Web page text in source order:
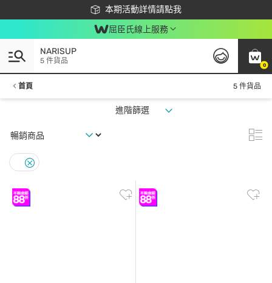
本期活動詳情請點我
下載app最高回饋$350
屈臣氏線上服務
0
NARISUP
5 件貨品
首頁 5 件貨品
進階篩選